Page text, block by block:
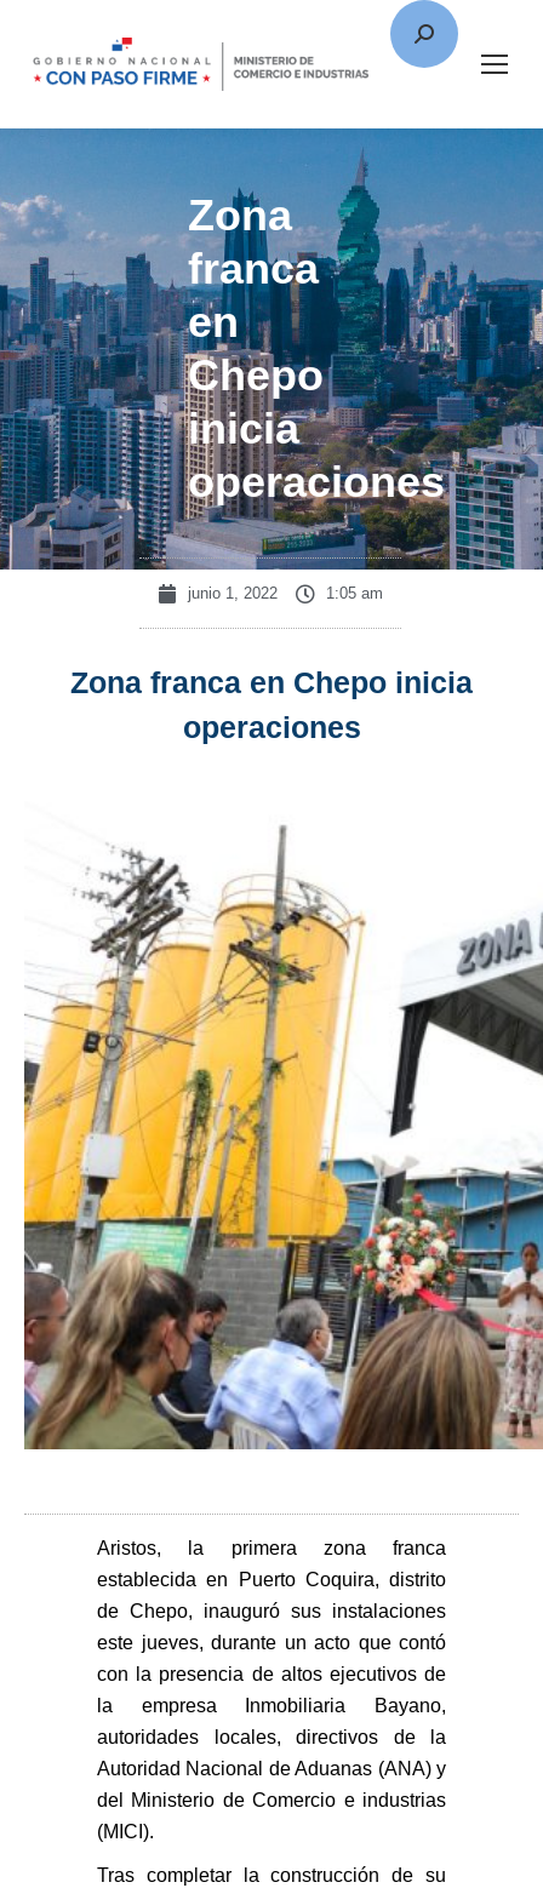
Zona
franca
en
Chepo
inicia
operaciones
junio 1, 2022 1:05 am
Zona franca en Chepo inicia
operaciones
Aristos, la primera zona franca
establecida en Puerto Coquira, distrito
de Chepo, inauguró sus instalaciones
este jueves, durante un acto que contó
con la presencia de altos ejecutivos de
la empresa Inmobiliaria Bayano,
autoridades locales, directivos de la
Autoridad Nacional de Aduanas (ANA) y
del Ministerio de Comercio e industrias
(MICI).
Tras completar la construcción de su